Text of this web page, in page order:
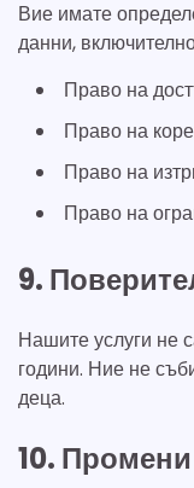
Вие имате
данни,
Право на
Право на
Право на
Право на
9.
Нашите услуги не
години. Ние не
деца.
10.